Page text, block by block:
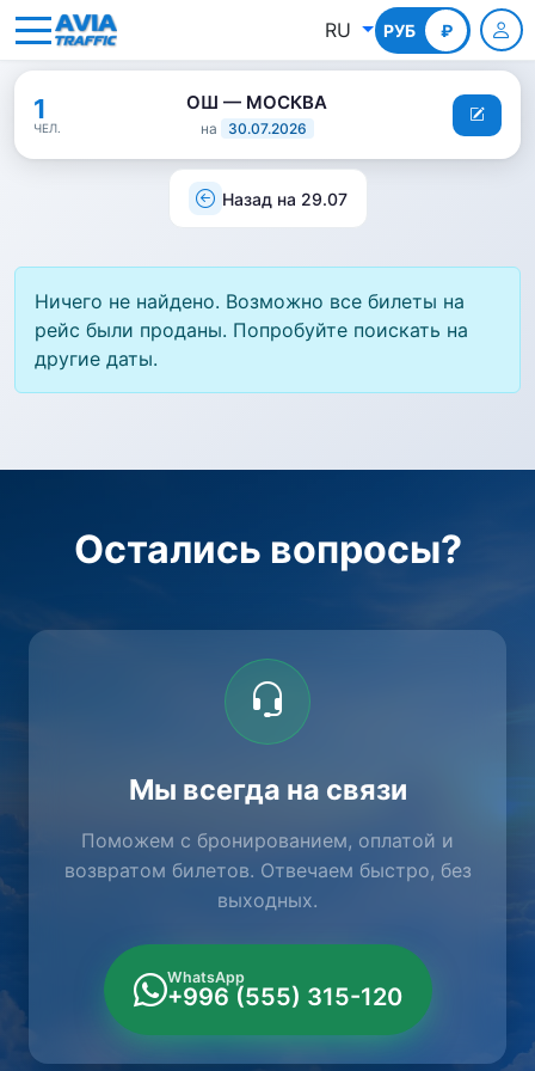
RU РУБ ₽
КГС
1
ЧЕЛ.
ОШ — МОСКВА
на 30.07.2026
Назад на 29.07
Ничего не найдено. Возможно все билеты на
рейс были проданы. Попробуйте поискать на
другие даты.
Остались вопросы?
Мы всегда на связи
Поможем с бронированием, оплатой и
возвратом билетов. Отвечаем быстро, без
выходных.
WhatsApp
+996 (555) 315-120